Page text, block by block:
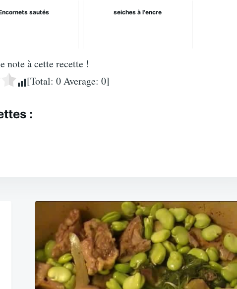
sautés seiches à l'encre
note à cette recette !
[Total: 0Average: 0]
: